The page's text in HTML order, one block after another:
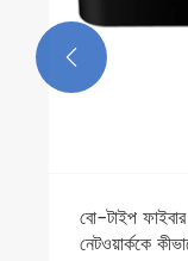
বো-টাইপ
নেটওয়ার্ককে
